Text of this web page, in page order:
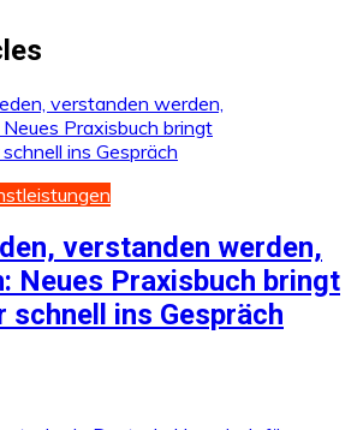
verstanden werden,
Neues Praxisbuch bringt
schnell ins Gespräch